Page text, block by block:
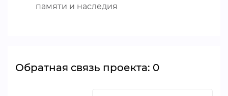
памяти и наследия
Обратная связь проекта: 0